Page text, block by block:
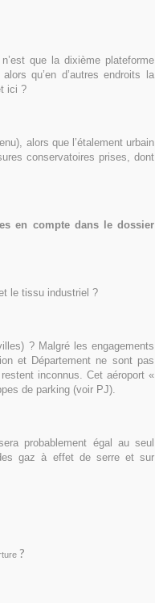
que la dixième plateforme
qu’en d’autres endroits la
ici ?
alors que l’étalement urbain
conservatoires prises, dont
en compte dans le dossier
le tissu industriel ?
? Malgré les engagements
et Département ne sont pas
inconnus. Cet aéroport «
de parking (voir PJ).
probablement égal au seul
gaz à effet de serre et sur
?